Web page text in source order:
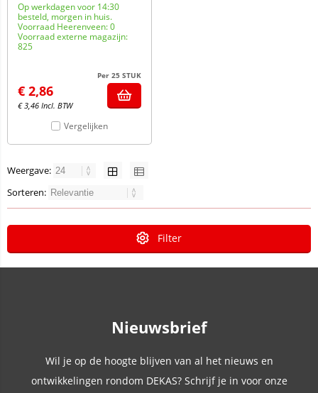
Op werkdagen voor 14:30
besteld, morgen in huis.
Voorraad Heerenveen: 0
Voorraad externe magazijn:
825
Per 25 STUK
€ 2,86
€3,46 Incl. BTW
Vergelijken
Weergave:
Sorteren:
Filter
Nieuwsbrief
Wil je op de hoogte blijven van al het nieuws en
ontwikkelingen rondom DEKAS? Schrijf je in voor onze